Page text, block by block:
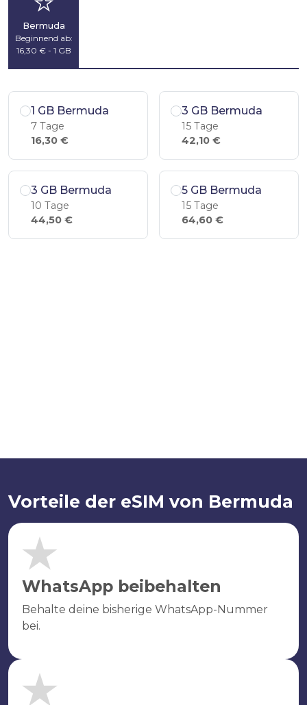
Bermuda
Beginnend ab:
16,30 € - 1 GB
1 GB Bermuda
7 Tage
16,30 €
3 GB Bermuda
15 Tage
42,10 €
3 GB Bermuda
10 Tage
44,50 €
5 GB Bermuda
15 Tage
64,60 €
Vorteile der eSIM von Bermuda
WhatsApp beibehalten
Behalte deine bisherige WhatsApp-Nummer
bei.